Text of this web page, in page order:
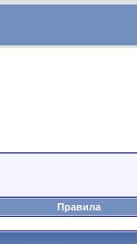
Правила